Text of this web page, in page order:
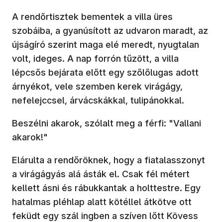
A rendőrtisztek bementek a villa üres
szobáiba, a gyanúsított az udvaron maradt, az
újságíró szerint maga elé meredt, nyugtalan
volt, ideges. A nap forrón tűzött, a villa
lépcsős bejárata előtt egy szőlőlugas adott
árnyékot, vele szemben kerek virágágy,
nefelejccsel, árvácskákkal, tulipánokkal.
Beszélni akarok, szólalt meg a férfi: "Vallani
akarok!"
Elárulta a rendőröknek, hogy a fiatalasszonyt
a virágágyás alá ásták el. Csak fél métert
kellett ásni és rábukkantak a holttestre. Egy
hatalmas pléhlap alatt kötéllel átkötve ott
feküdt egy szál ingben a szíven lőtt Kövess